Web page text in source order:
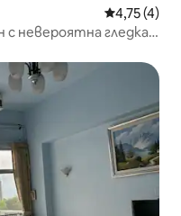
Средна
4,75 (4)
с невероятна гледка –